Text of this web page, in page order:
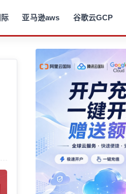
亚马逊aws 谷歌云GCP